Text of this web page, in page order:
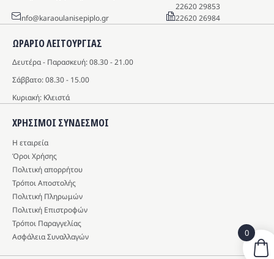
ΩΡΑΡΙΟ ΛΕΙΤΟΥΡΓΙΑΣ
Δευτέρα - Παρασκευή: 08.30 - 21.00
Σάββατο: 08.30 - 15.00
Κυριακή: Κλειστά
ΧΡΗΣΙΜΟΙ ΣΥΝΔΕΣΜΟΙ
Η εταιρεία
Όροι Χρήσης
Πολιτική απορρήτου
Τρόποι Αποστολής
Πολιτική Πληρωμών
Πολιτική Επιστροφών
Τρόποι Παραγγελίας
Ασφάλεια Συναλλαγών
22620 29853
info@karaoulanisepiplo.gr
22620 26984
0